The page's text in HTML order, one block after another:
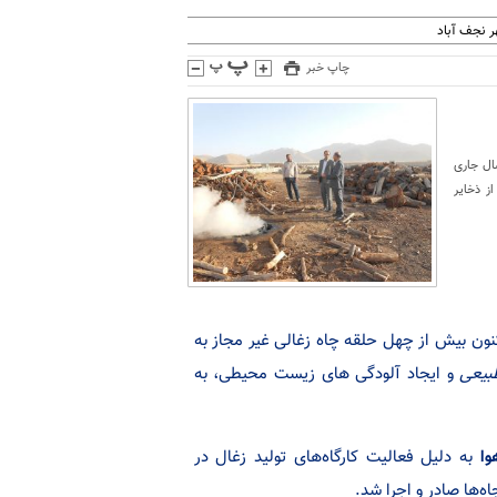
نجف آباد
چاپ خبر
جاری
ذخایر
بیش از چهل حلقه چاه زغالی غیر مجاز به
و ایجاد آلودگی های زیست محیطی، به
به دلیل فعالیت کارگاه‌های تولید زغال در
صادر و اجرا شد.